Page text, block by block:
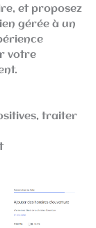
et proposez
gérée à un
votre
traiter